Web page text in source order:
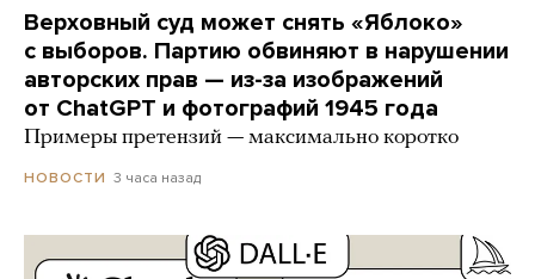
Верховный суд может снять «Яблоко»
с выборов. Партию обвиняют в нарушении
авторских прав — из-за изображений
от ChatGPT и фотографий 1945 года
Примеры претензий — максимально коротко
НОВОСТИ 3 часа назад